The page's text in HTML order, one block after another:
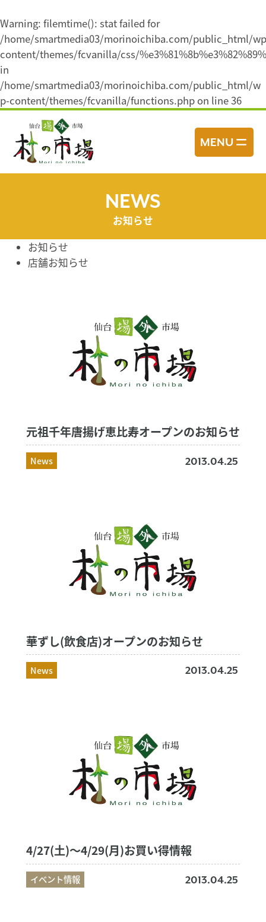
Warning: filemtime(): stat failed for
/home/smartmedia03/morinoichiba.com/public_html/
content/themes/fcvanilla/css/
in
/home/smartmedia03/morinoichiba.com/public_html/w
p-content/themes/fcvanilla/functions.php on line36
ッ
MENU
NEWS
お知らせ
お知らせ
店舗お知らせ
元祖千年唐揚げ恵比寿オープンのお知らせ
News 2013.04.25
華ずし(飲食店)オープンのお知らせ
News 2013.04.25
4/27(土)～4/29(月)お買い得情報
イベント情報 2013.04.25